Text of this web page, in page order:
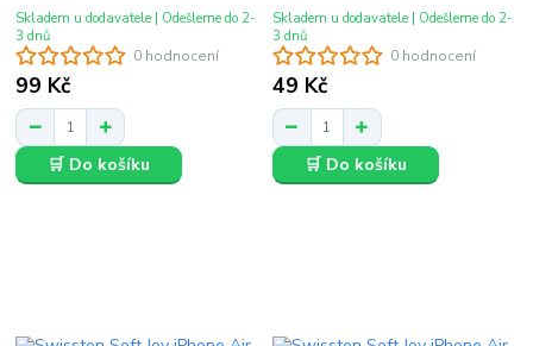
0 hodnocení
99 Kč
Skladem u dodavatele | Odešleme do 2-
3 dnů
🛒 Do košíku
0 hodnocení
49 Kč
Skladem u dodavatele | Odešleme do 2-
3 dnů
🛒 Do košíku